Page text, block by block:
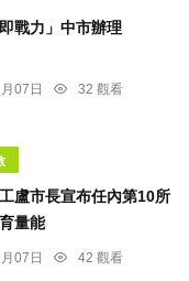
戰力」中市辦理
07日
32 觀看
盧市長宣布任內第10所
量能
07日
42 觀看